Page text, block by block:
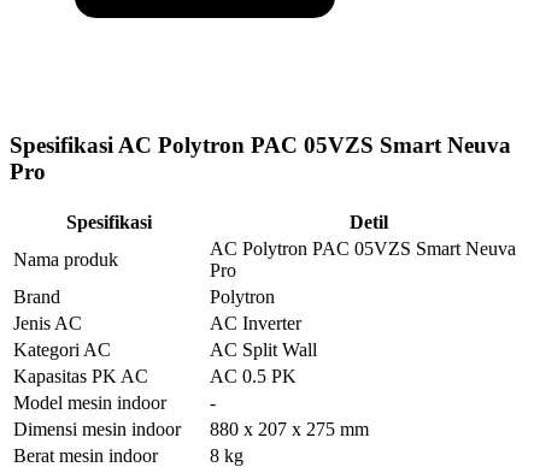
Spesifikasi AC Polytron PAC 05VZS Smart Neuva
Pro
Spesifikasi
Detil
Nama produk
AC Polytron PAC 05VZS Smart Neuva
Pro
Brand
Polytron
Jenis AC
AC Inverter
Kategori AC
AC Split Wall
Kapasitas PK AC
AC 0.5 PK
Model mesin indoor
-
Dimensi mesin indoor
880 x 207 x 275 mm
Berat mesin indoor
8 kg